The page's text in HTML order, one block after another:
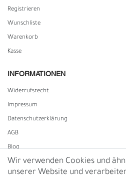
Registrieren
Wunschliste
Warenkorb
Kasse
INFORMATIONEN
Widerrufs­recht
Impressum
Daten­schutz­erklärung
AGB
Blog
Vertrag widerrufen
Wir verwenden Cookies und
unserer Website und